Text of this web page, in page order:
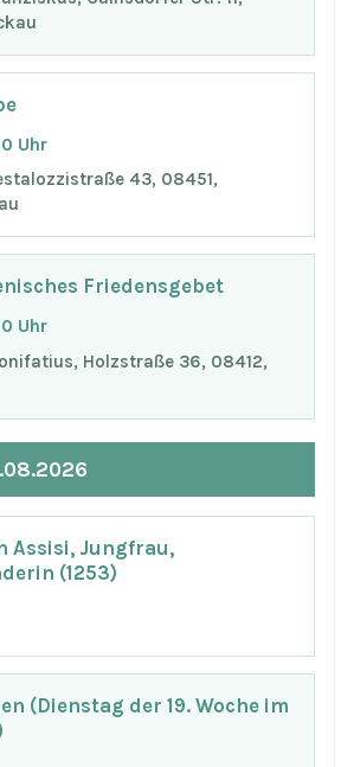
Uhr
43, 08451,
Friedensgebet
Uhr
Holzstraße 36, 08412,
Assisi, Jungfrau,
(1253)
(Dienstag der 19. Woche im